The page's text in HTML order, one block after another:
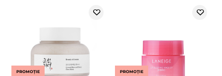
PROMOȚIE PROMOȚIE